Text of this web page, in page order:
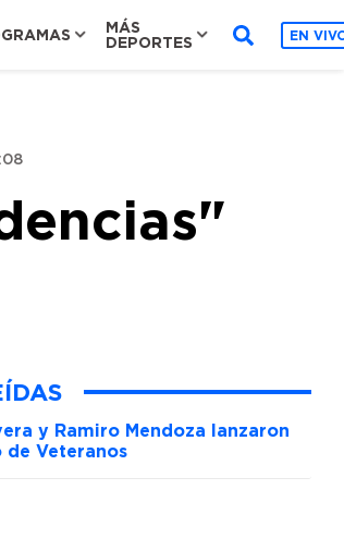
MÁS
DEPORTES
EN
y Ramiro Mendoza lanzaron
de Veteranos